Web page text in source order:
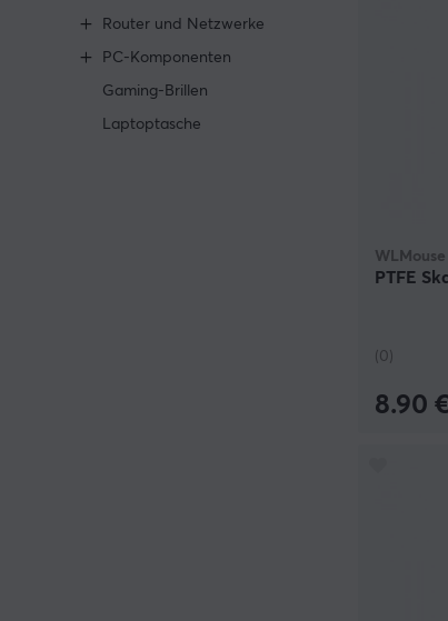
Router und Netzwerke
PC-Komponenten
Gaming-Brillen
Laptoptasche
WLMouse
PTFE
(0)
8.90